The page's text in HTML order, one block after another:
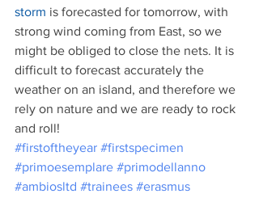
storm is forecasted for tomorrow, with
strong wind coming from East, so we
might be obliged to close the nets. It is
difficult to forecast accurately the
weather on an island, and therefore we
rely on nature and we are ready to rock
and roll!
#firstoftheyear #firstspecimen
#primoesemplare #primodellanno
#ambiosltd #trainees #erasmus